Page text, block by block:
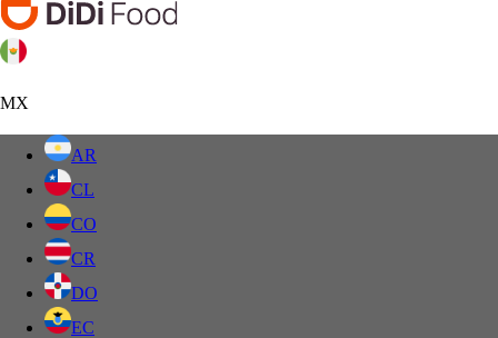
MX
AR
CL
CO
CR
DO
EC